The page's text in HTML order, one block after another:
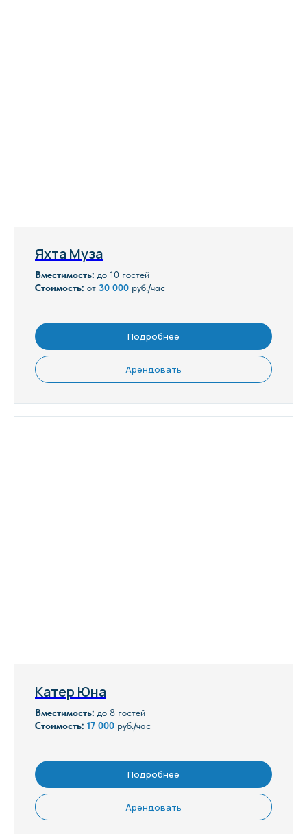
Яхта Муза
Вместимость: до 10 гостей
Стоимость: от 30 000 руб./час
Подробнее
Арендовать
Катер Юна
Вместимость: до 8 гостей
Стоимость: 17 000 руб./час
Подробнее
Арендовать